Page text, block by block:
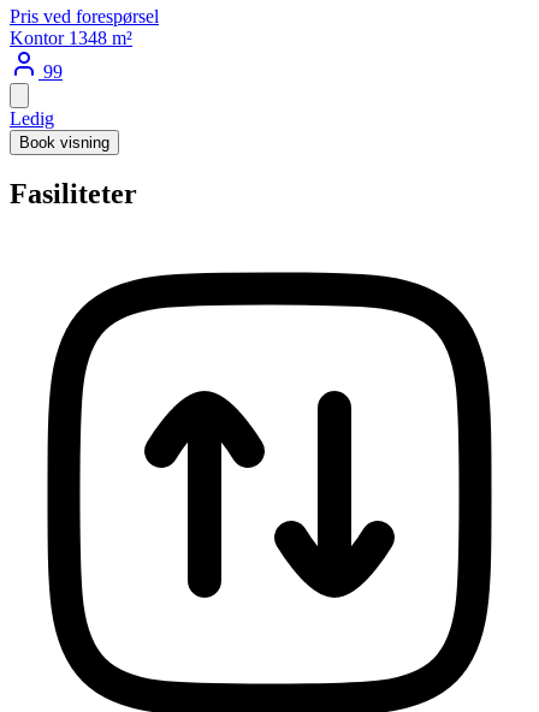
Pris ved forespørsel
Kontor 1348 m²
99
Ledig
Book visning
Fasiliteter